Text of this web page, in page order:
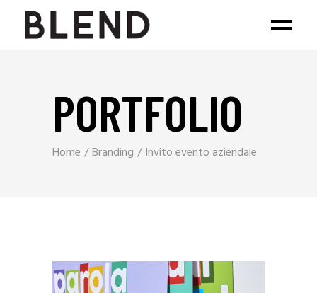
PORTFOLIO
Home Branding Invito evento aziendale